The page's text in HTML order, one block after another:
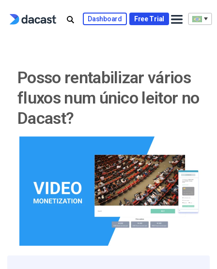
Dashboard Free Trial
Posso rentabilizar vários
fluxos num único leitor no
Dacast?